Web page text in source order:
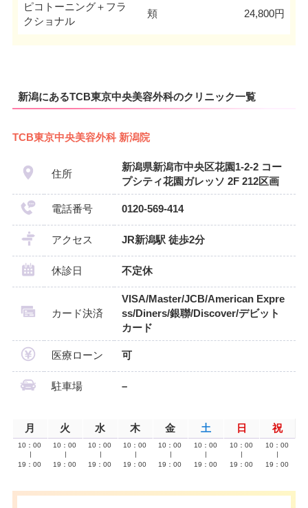
ピコトーニング＋フラ
クショナル
頬 24,800円
新潟にあるTCB東京中央美容外科のクリニック一覧
TCB東京中央美容外科 新潟院
住所
新潟県新潟市中央区花園1-2-2 コー
プシティ花園ガレッソ 2F 212区画
電話番号 0120-569-414
アクセス JR新潟駅 徒歩2分
休診日 不定休
カード決済
VISA/Master/JCB/American Expre
ss/Diners/銀聯/Discover/デビット
カード
医療ローン 可
駐車場 –
月 火 水 木 金 土 日 祝
10：00
19：00
10：00
19：00
10：00
19：00
10：00
19：00
10：00
19：00
10：00
19：00
10：00
19：00
10：00
19：00